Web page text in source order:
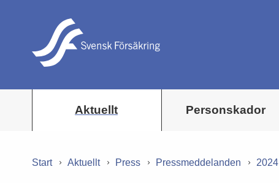
Aktuellt Personskador
Start Aktuellt Press Pressmeddelanden 2024